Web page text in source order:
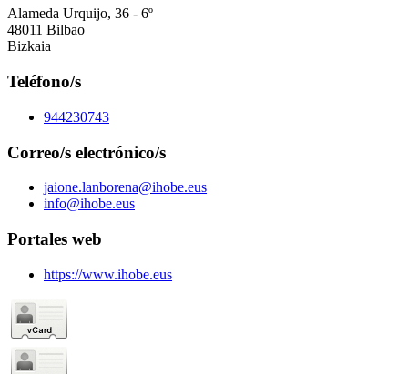
Alameda Urquijo, 36 - 6º
48011 Bilbao
Bizkaia
Teléfono/s
944230743
Correo/s electrónico/s
jaione.lanborena@ihobe.eus
info@ihobe.eus
Portales web
https://www.ihobe.eus